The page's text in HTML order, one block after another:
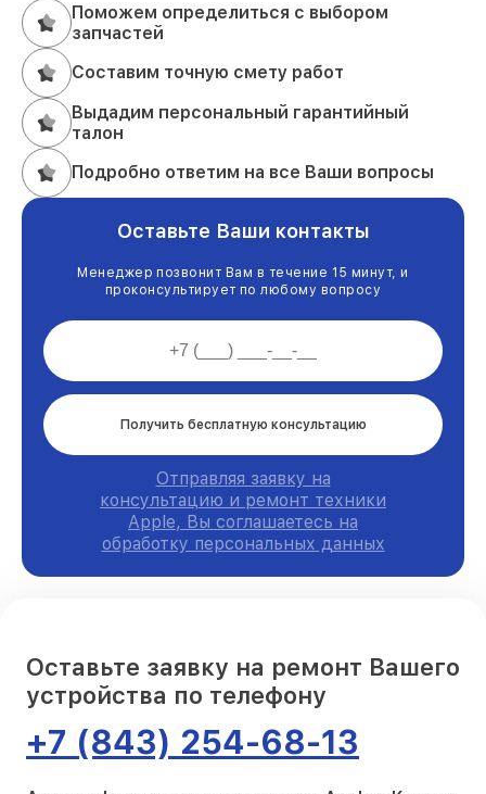
Поможем определиться с выбором
запчастей
Составим точную смету работ
Выдадим персональный гарантийный
талон
Подробно ответим на все Ваши вопросы
Оставьте Ваши контакты
Менеджер позвонит Вам в течение 15 минут, и
проконсультирует по любому вопросу
Получить бесплатную консультацию
Отправляя заявку на
консультацию и ремонт техники
Apple, Вы соглашаетесь на
обработку персональных данных
Оставьте заявку на ремонт Вашего
устройства по телефону
+7 (843) 254-68-13